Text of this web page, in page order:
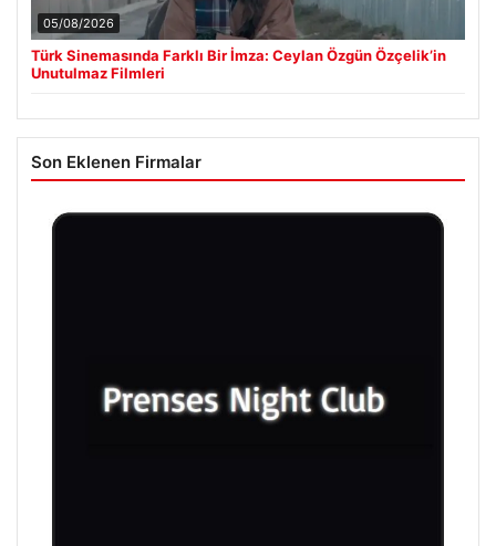
05/08/2026
Türk Sinemasında Farklı Bir İmza: Ceylan Özgün Özçelik’in
Unutulmaz Filmleri
Son Eklenen Firmalar